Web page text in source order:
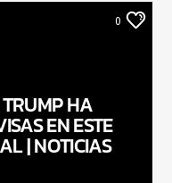
0
HA
EN ESTE
| NOTICIAS